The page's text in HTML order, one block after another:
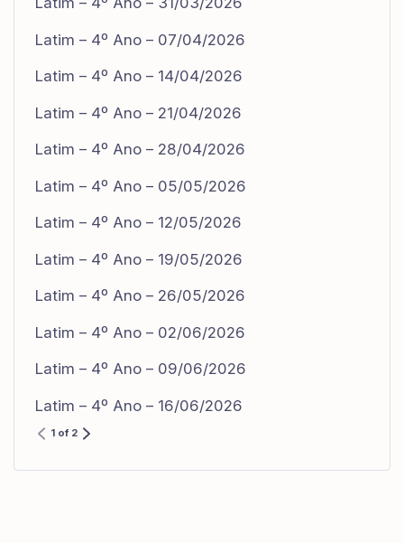
Latim – 4º Ano – 07/04/2026
Latim – 4º Ano – 14/04/2026
Latim – 4º Ano – 21/04/2026
Latim – 4º Ano – 28/04/2026
Latim – 4º Ano – 05/05/2026
Latim – 4º Ano – 12/05/2026
Latim – 4º Ano – 19/05/2026
Latim – 4º Ano – 26/05/2026
Latim – 4º Ano – 02/06/2026
Latim – 4º Ano – 09/06/2026
Latim – 4º Ano – 16/06/2026
1 of 2